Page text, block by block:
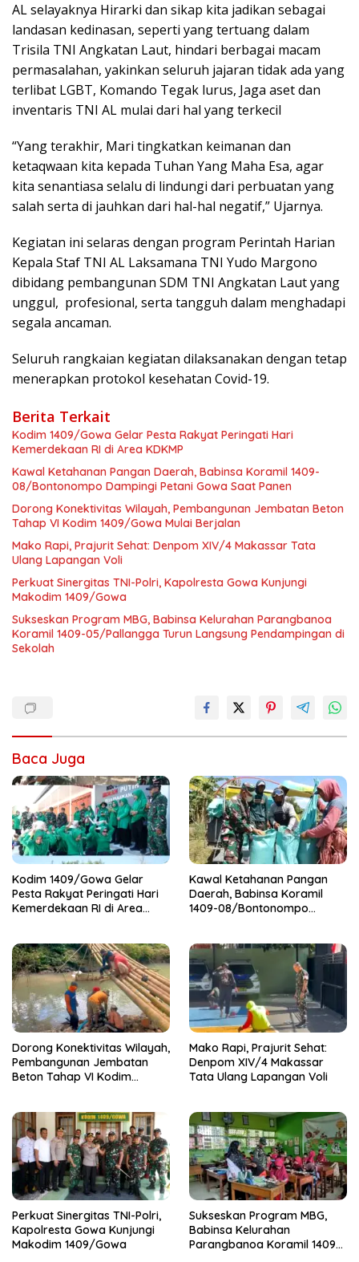
AL selayaknya Hirarki dan sikap kita jadikan sebagai
landasan kedinasan, seperti yang tertuang dalam
Trisila TNI Angkatan Laut, hindari berbagai macam
permasalahan, yakinkan seluruh jajaran tidak ada yang
terlibat LGBT, Komando Tegak lurus, Jaga aset dan
inventaris TNI AL mulai dari hal yang terkecil
“Yang terakhir, Mari tingkatkan keimanan dan
ketaqwaan kita kepada Tuhan Yang Maha Esa, agar
kita senantiasa selalu di lindungi dari perbuatan yang
salah serta di jauhkan dari hal-hal negatif,” Ujarnya.
Kegiatan ini selaras dengan program Perintah Harian
Kepala Staf TNI AL Laksamana TNI Yudo Margono
dibidang pembangunan SDM TNI Angkatan Laut yang
unggul, profesional, serta tangguh dalam menghadapi
segala ancaman.
Seluruh rangkaian kegiatan dilaksanakan dengan tetap
menerapkan protokol kesehatan Covid-19.
Berita Terkait
Kodim 1409/Gowa Gelar Pesta Rakyat Peringati Hari
Kemerdekaan RI di Area KDKMP
Kawal Ketahanan Pangan Daerah, Babinsa Koramil 1409-
08/Bontonompo Dampingi Petani Gowa Saat Panen
Dorong Konektivitas Wilayah, Pembangunan Jembatan Beton
Tahap VI Kodim 1409/Gowa Mulai Berjalan
Mako Rapi, Prajurit Sehat: Denpom XIV/4 Makassar Tata
Ulang Lapangan Voli
Perkuat Sinergitas TNI-Polri, Kapolresta Gowa Kunjungi
Makodim 1409/Gowa
Sukseskan Program MBG, Babinsa Kelurahan Parangbanoa
Koramil 1409-05/Pallangga Turun Langsung Pendampingan di
Sekolah
Baca Juga
Kodim 1409/Gowa Gelar
Pesta Rakyat Peringati Hari
Kemerdekaan RI di Area
Kawal Ketahanan Pangan
Daerah, Babinsa Koramil
1409-08/Bontonompo
Dorong Konektivitas Wilayah,
Pembangunan Jembatan
Beton Tahap VI Kodim
Mako Rapi, Prajurit Sehat:
Denpom XIV/4 Makassar
Tata Ulang Lapangan Voli
Perkuat Sinergitas TNI-Polri,
Kapolresta Gowa Kunjungi
Makodim 1409/Gowa
Sukseskan Program MBG,
Babinsa Kelurahan
Parangbanoa Koramil 1409-